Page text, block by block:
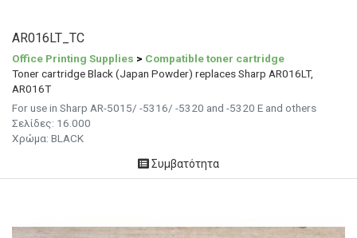
AR016LT_TC
Office Printing Supplies > Compatible toner cartridge
Toner cartridge Black (Japan Powder) replaces Sharp AR016LT,
AR016T
For use in Sharp AR-5015/ -5316/ -5320 and -5320 E and others
Σελίδες: 16.000
Χρώμα: BLACK
Συμβατότητα